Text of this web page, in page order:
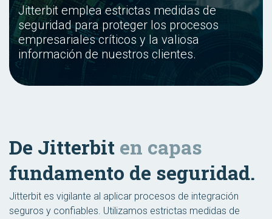
Jitterbit emplea estrictas medidas de
seguridad para proteger los procesos
empresariales críticos y la valiosa
información de nuestros clientes.
De Jitterbit en capas
fundamento de seguridad.
Jitterbit es vigilante al aplicar procesos de integración
seguros y confiables. Utilizamos estrictas medidas de